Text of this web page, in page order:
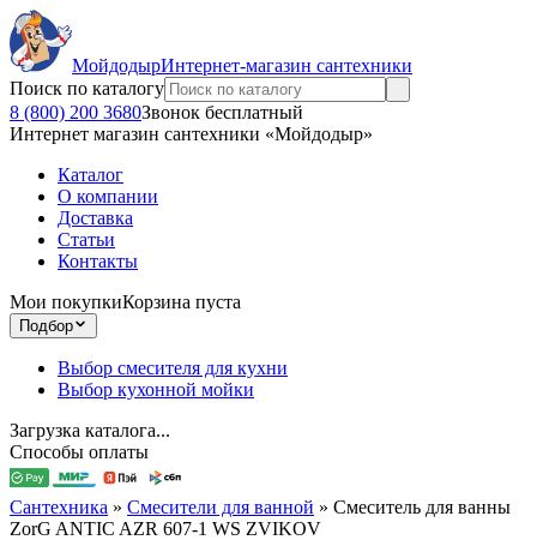
МойдодырИнтернет-магазин сантехники
Поиск по каталогу
8 (800) 200 3680Звонок бесплатный
Интернет магазин сантехники «Мойдодыр»
Каталог
О компании
Доставка
Статьи
Контакты
Мои покупкиКорзина пуста
Подбор
Выбор смесителя для кухни
Выбор кухонной мойки
Загрузка каталога...
Способы оплаты
Сантехника » Смесители для ванной » Смеситель для ванны
ZorG ANTIC AZR 607-1 WS ZVIKOV